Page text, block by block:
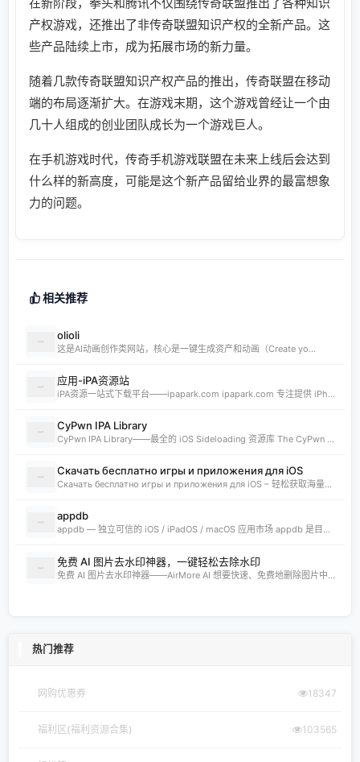
产权游戏，还推出了非传奇联盟知识产权的全新产品。这
些产品陆续上市，成为拓展市场的新力量。
随着几款传奇联盟知识产权产品的推出，传奇联盟在移动
端的布局逐渐扩大。在游戏末期，这个游戏曾经让一个由
几十人组成的创业团队成长为一个游戏巨人。
在手机游戏时代，传奇手机游戏联盟在未来上线后会达到
什么样的新高度，可能是这个新产品留给业界的最富想象
力的问题。
相关推荐
olioli
这是AI动画创作类网站，核心是一键生成资产和动画（Create yo...
应用-iPA资源站
iPA资源一站式下载平台——ipapark.com ipapark.com 专注提供 iPhone、iPad、iPod 软体的 IPA 文件下载服务，覆盖 iOS4 至 iOS16 全系统版本，满足不同机型的用户需求。无论是正版砸壳、开心版软件，还是越狱插件、免费证书，都可在本站快速获取。 核心优势 **全网最全 ip
CyPwn IPA Library
CyPwn IPA Library——最全的 iOS Sideloading 资源库 The CyPwn IPA Library is the most complete sideloading library available for iOS devices. 这里聚合了海量 IPA 包，覆盖 Jailbreak
Скачать бесплатно игры и приложения для iOS
Скачать бесплатно игры и приложения для iOS – 轻松获取海量精品 在 iklassika.ru，您可以 Скачать 各类 бесплатно 的 игры 与 приложения，专为 iOS 设备打造。平台汇聚最新、最热的移动资源，让用户无需繁琐搜索，一键下载，畅享无
appdb
appdb — 独立可信的 iOS / iPadOS / macOS 应用市场 appdb 是目前最大的 独立 marketplace，专注于 iOS、iPadOS 与 macOS 生态。无论是开发者想要免费发布应用，还是普通用户想要安全、私密地下载安装自己需要的 app，都可以在这里轻松实现。 核心优势 免费发布：开
免费 AI 图片去水印神器，一键轻松去除水印
免费 AI 图片去水印神器——AirMore AI 想要快速、免费地删除图片中的文字、logo或水印？AirMore AI 提供的免费在线图片去水印工具，无需登录注册，只需一键上传，数秒即可生成高清无水印图片。 核心优势 免费且无需注册，使用门槛为零。 AI 自动识别并清理图片中的水印、文字或徽标。 一键轻松去除水印，
热门推荐
网购优惠券 18347
福利区(福利资源合集) 103565